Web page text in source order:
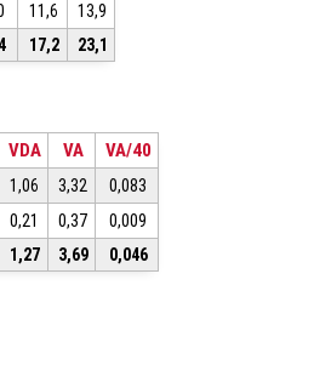
11,6
13,9
17,2 23,1
VDA VA VA/40
1,06 3,32
0,083
0,21 0,37
0,009
1,27 3,69 0,046